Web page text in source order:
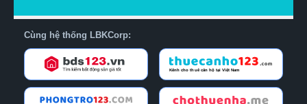
Cùng hệ thống LBKCorp: